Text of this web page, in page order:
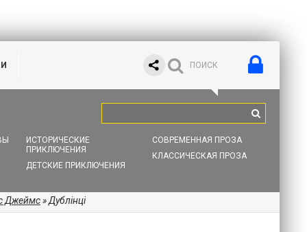
ИСТОРИЧЕСКИЕ
ПРИКЛЮЧЕНИЯ
ДЕТСКИЕ ПРИКЛЮЧЕНИЯ
СОВРЕМЕННАЯ ПРОЗА
КЛАССИЧЕСКАЯ ПРОЗА
Джеймс» Дублінці